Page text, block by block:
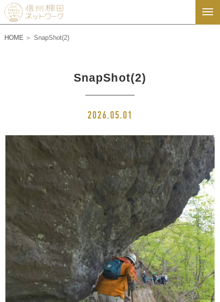
HOME SnapShot(2)
SnapShot(2)
2026.05.01